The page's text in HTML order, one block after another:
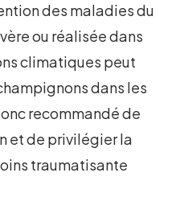
des maladies du
ou réalisée dans
climatiques peut
dans les
recommandé de
et de privilégier la
traumatisante